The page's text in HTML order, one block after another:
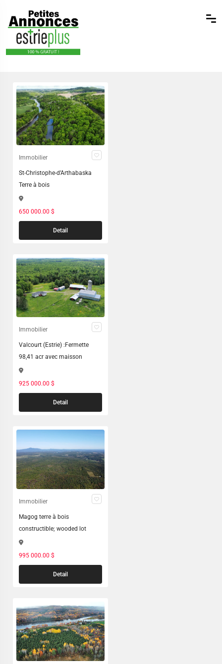
Immobilier
St-Christophe-d’Arthabaska
Terre à bois
650 000.00 $
Detail
Immobilier
Valcourt (Estrie) :Fermette
98,41 acr avec maisson
925 000.00 $
Detail
Immobilier
Magog terre à bois
constructible; wooded lot
995 000.00 $
Detail